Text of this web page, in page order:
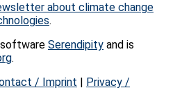
about climate change
.
Serendipity and is
.
/ Imprint | Privacy /